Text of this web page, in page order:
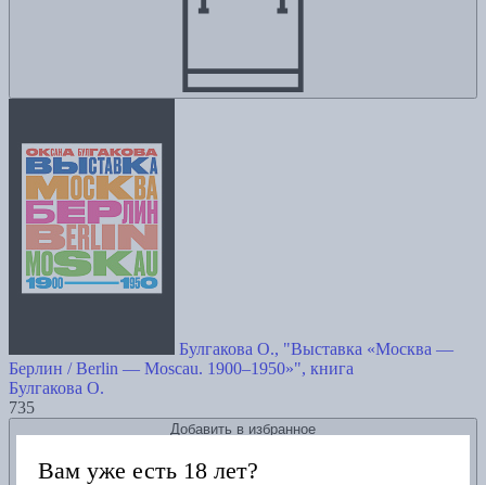
Булгакова О., "Выставка «Москва —
Берлин / Berlin — Moscau. 1900–1950»", книга
Булгакова О.
735
Добавить в избранное
Вам уже есть 18 лет?